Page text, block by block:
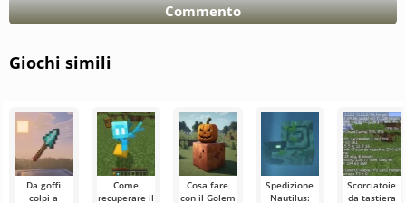
Commento
Giochi simili
Da goffi
colpi a
Come
recuperare il
Cosa fare
con il Golem
Spedizione
Nautilus:
Scorciatoie
da tastiera